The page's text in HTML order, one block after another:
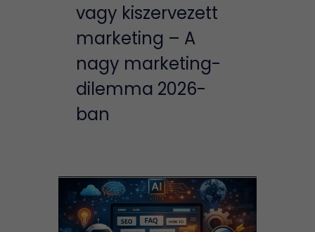
vagy kiszervezett
marketing – A
nagy marketing-
dilemma 2026-
ban